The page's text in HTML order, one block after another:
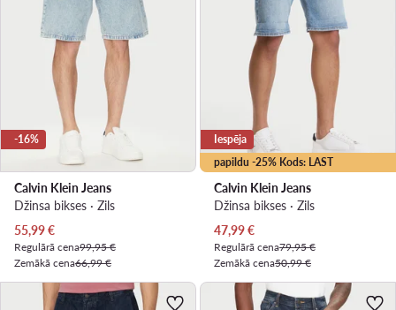
-16%
Calvin Klein Jeans
Džinsa bikses · Zils
Pašreizējā cena
55,99€
Regulārā cena99,95 €
Zemākā cena66,99 €
papildu -25% Kods: LAST
Iespēja
Calvin Klein Jeans
Džinsa bikses · Zils
Pašreizējā cena
47,99€
Regulārā cena79,95 €
Zemākā cena50,99 €